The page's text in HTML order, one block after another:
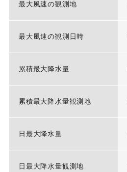
最大風速の観測地
最大風速の観測日時
累積最大降水量
累積最大降水量観測地
日最大降水量
日最大降水量観測地